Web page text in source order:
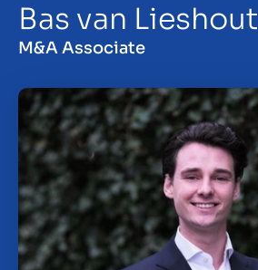
Sell your business
Insights
About us
Contact
Bas van Lieshout
M&A Associate